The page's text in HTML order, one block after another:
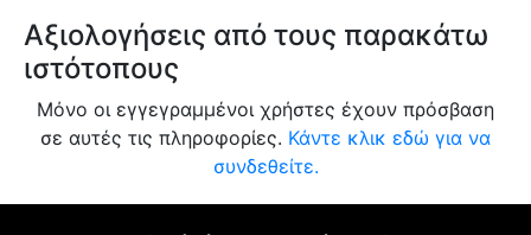
Αξιολογήσεις από τους παρακάτω
ιστότοπους
Μόνο οι εγγεγραμμένοι χρήστες έχουν πρόσβαση
σε αυτές τις πληροφορίες. Κάντε κλικ εδώ για να
συνδεθείτε.